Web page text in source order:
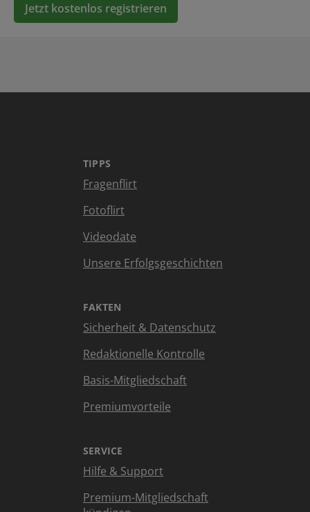
Jetzt kostenlos registrieren
TIPPS
Fragenflirt
Fotoflirt
Videodate
Unsere Erfolgsgeschichten
FAKTEN
Sicherheit & Datenschutz
Redaktionelle Kontrolle
Basis-Mitgliedschaft
Premiumvorteile
SERVICE
Hilfe & Support
Premium-Mitgliedschaft